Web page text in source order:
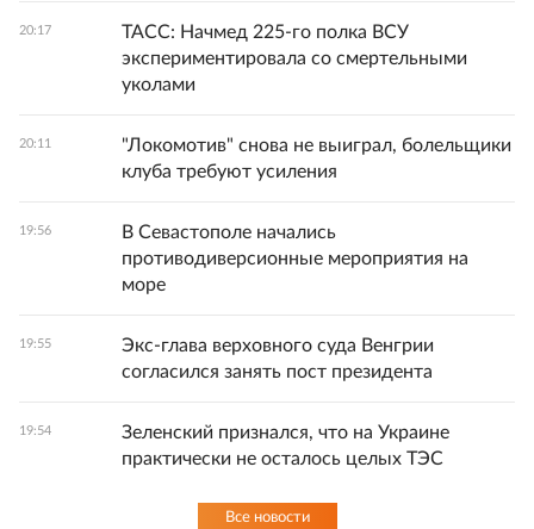
20:17
ТАСС: Начмед 225-го полка ВСУ
экспериментировала со смертельными
уколами
20:11
"Локомотив" снова не выиграл, болельщики
клуба требуют усиления
19:56
В Севастополе начались
противодиверсионные мероприятия на
море
19:55
Экс-глава верховного суда Венгрии
согласился занять пост президента
19:54
Зеленский признался, что на Украине
практически не осталось целых ТЭС
Все новости